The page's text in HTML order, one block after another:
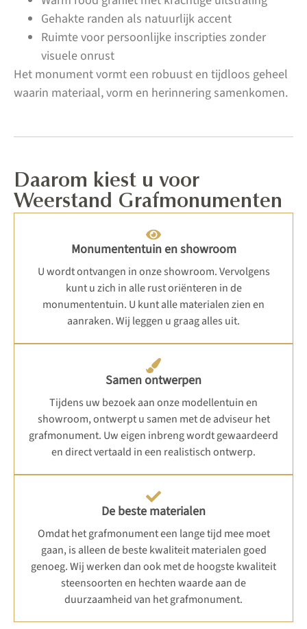
Gehakte randen als natuurlijk accent
Ruimte voor persoonlijke inscripties zonder
visuele onrust
Het monument vormt een robuust en tijdloos geheel
waarin materiaal, vorm en herinnering samenkomen.
Daarom kiest u voor
Weerstand Grafmonumenten
Monumententuin en showroom
U wordt ontvangen in onze showroom. Vervolgens
kunt u zich in alle rust oriënteren in de
monumententuin. U kunt alle materialen zien en
aanraken. Wij leggen u graag alles uit.
Samen ontwerpen
Tijdens uw bezoek aan onze modellentuin en
showroom, ontwerpt u samen met de adviseur het
grafmonument. Uw eigen inbreng wordt gewaardeerd
en direct vertaald in een realistisch ontwerp.
De beste materialen
Omdat het grafmonument een lange tijd mee moet
gaan, is alleen de beste kwaliteit materialen goed
genoeg. Wij werken dan ook met de hoogste kwaliteit
steensoorten en hechten waarde aan de
duurzaamheid van het grafmonument.